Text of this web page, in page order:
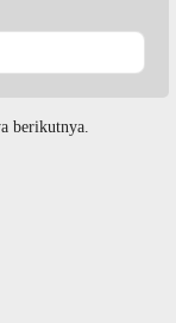
berikutnya.